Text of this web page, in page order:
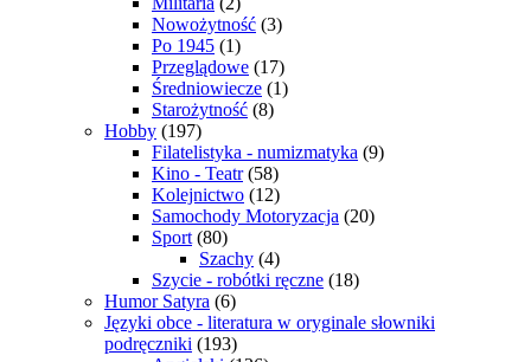
Nowożytność (3)
Po 1945 (1)
Przeglądowe (17)
Średniowiecze (1)
Starożytność (8)
Hobby (197)
Filatelistyka - numizmatyka (9)
Kino - Teatr (58)
Kolejnictwo (12)
Samochody Motoryzacja (20)
Sport (80)
Szachy (4)
Szycie - robótki ręczne (18)
Humor Satyra (6)
Języki obce - literatura w oryginale słowniki
podręczniki (193)